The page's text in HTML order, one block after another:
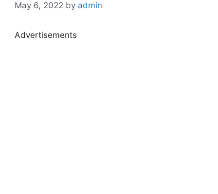
May 6, 2022 by admin
Advertisements